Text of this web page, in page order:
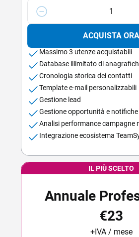
1
ACQUISTA ORA
Massimo 3 utenze acquistabili
Database illimitato di
Cronologia storica dei contatti
Template e-mail personalizzabili
Gestione lead
Gestione opportunità e
Analisi performance campagne
Integrazione ecosistema
IL PIÙ SCELTO
Annuale
€23
+IVA / mese